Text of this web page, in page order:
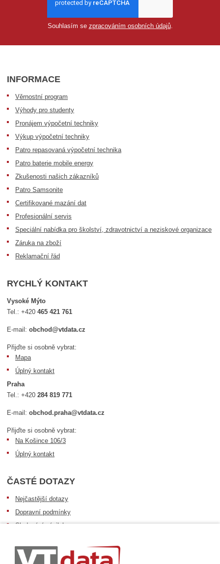
Souhlasím se zpracováním osobních údajů.
INFORMACE
Věrnostní program
Výhody pro studenty
Pronájem výpočetní techniky
Výkup výpočetní techniky
Patro repasovaná výpočetní technika
Patro baterie mobile energy
Zkušenosti našich zákazníků
Patro Samsonite
Certifikované mazání dat
Profesionální servis
Speciální nabídka pro školství, zdravotnictví a neziskové organizace
Záruka na zboží
Reklamační řád
RYCHLÝ KONTAKT
Vysoké Mýto
Tel.:+420465 421 761
E-mail:obchod@vtdata.cz
Přijďte si osobně vybrat:
Mapa
Úplný kontakt
Praha
Tel.:+420284 819 771
E-mail:obchod.praha@vtdata.cz
Přijďte si osobně vybrat:
Na Košince 106/3
Úplný kontakt
ČASTÉ DOTAZY
Nejčastější dotazy
Dopravní podmínky
Sledování zásilek
Informace k dostupnosti zboží